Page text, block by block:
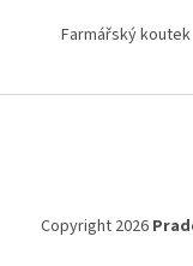
Farmářský koutek
Copyright 2026